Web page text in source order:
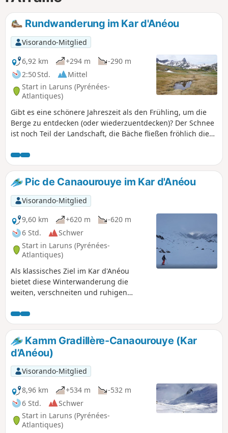
Rundwanderung im Kar d'Anéou
Visorando-Mitglied
6,92 km
+294 m
-290 m
2:50 Std.
Mittel
Start in Laruns (Pyrénées-
Atlantiques)
Gibt es eine schönere Jahreszeit als den Frühling, um die
Berge zu entdecken (oder wiederzuentdecken)? Der Schnee
ist noch Teil der Landschaft, die Bäche fließen fröhlich die
bereits dichte Gras der Almen. Das Kar d'Anéou im oberen
Ossau-Tal bietet uns zusätzlich seine grandiose Kulisse und
seine geologischen Sehenswürdigkeiten.
Pic de Canaourouye im Kar d'Anéou
Visorando-Mitglied
9,60 km
+620 m
-620 m
6 Std.
Schwer
Start in Laruns (Pyrénées-
Atlantiques)
Als klassisches Ziel im Kar d'Anéou
bietet diese Winterwanderung die
weiten, verschneiten und ruhigen
majestätische Ausblicke auf die
französischen und spanischen Gipfel an
der Grenze. Die Distanz und der
Höhenunterschied machen sie zu einem
schönen Ziel für den Saisonstart!
Kamm Gradillère-Canaourouye (Kar
d’Anéou)
Visorando-Mitglied
8,96 km
+534 m
-532 m
6 Std.
Schwer
Start in Laruns (Pyrénées-
Atlantiques)